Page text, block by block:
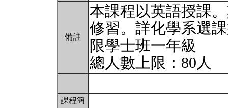
備註
本課程以英語授課
修習。詳化學系選
限學士班一年級
總人數上限：80人
課程簡